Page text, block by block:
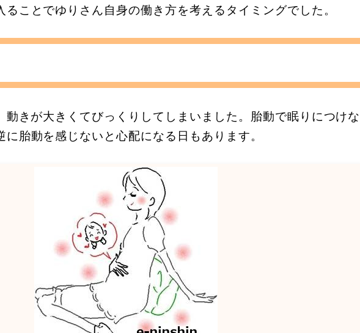
ことでゆりさん自身の働き方を考えるタイミングでした。
きが大きくてびっくりしてしまいました。胎動で眠りにつけな
胎動を感じないと心配になる日もあります。